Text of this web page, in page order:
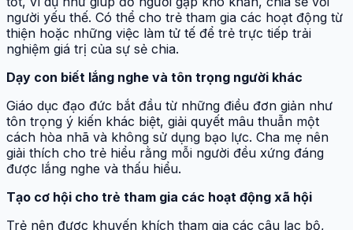
người yếu thế. Có thể cho trẻ tham gia các hoạt động từ
thiện hoặc những việc làm tử tế để trẻ trực tiếp trải
nghiệm giá trị của sự sẻ chia.
Dạy con biết lắng nghe và tôn trọng người khác
Giáo dục đạo đức bắt đầu từ những điều đơn giản như
tôn trọng ý kiến khác biệt, giải quyết mâu thuẫn một
cách hòa nhã và không sử dụng bạo lực. Cha mẹ nên
giải thích cho trẻ hiểu rằng mỗi người đều xứng đáng
được lắng nghe và thấu hiểu.
Tạo cơ hội cho trẻ tham gia các hoạt động xã hội
Trẻ nên được khuyến khích tham gia các câu lạc bộ,